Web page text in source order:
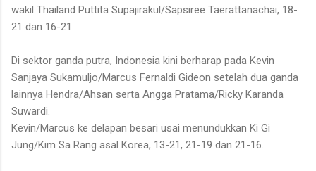
wakil Thailand Puttita Supajirakul/Sapsiree Taerattanachai, 18-
21 dan 16-21.
Di sektor ganda putra, Indonesia kini berharap pada Kevin
Sanjaya Sukamuljo/Marcus Fernaldi Gideon setelah dua ganda
lainnya Hendra/Ahsan serta Angga Pratama/Ricky Karanda
Suwardi
Kevin/Marcus ke delapan besari usai menundukkan Ki Gi
Jung/Kim Sa Rang asal Korea, 13-21, 21-19 dan 21-16.